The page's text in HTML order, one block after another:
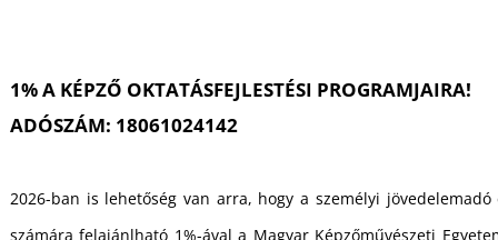
1% A KÉPZŐ OKTATÁSFEJLESTÉSI PROGRAMJAIRA!
ADÓSZÁM: 18061024142
2026-ban is lehetőség van arra, hogy a személyi jövedelemadó
számára felajánlható 1%-ával a Magyar Képzőművészeti